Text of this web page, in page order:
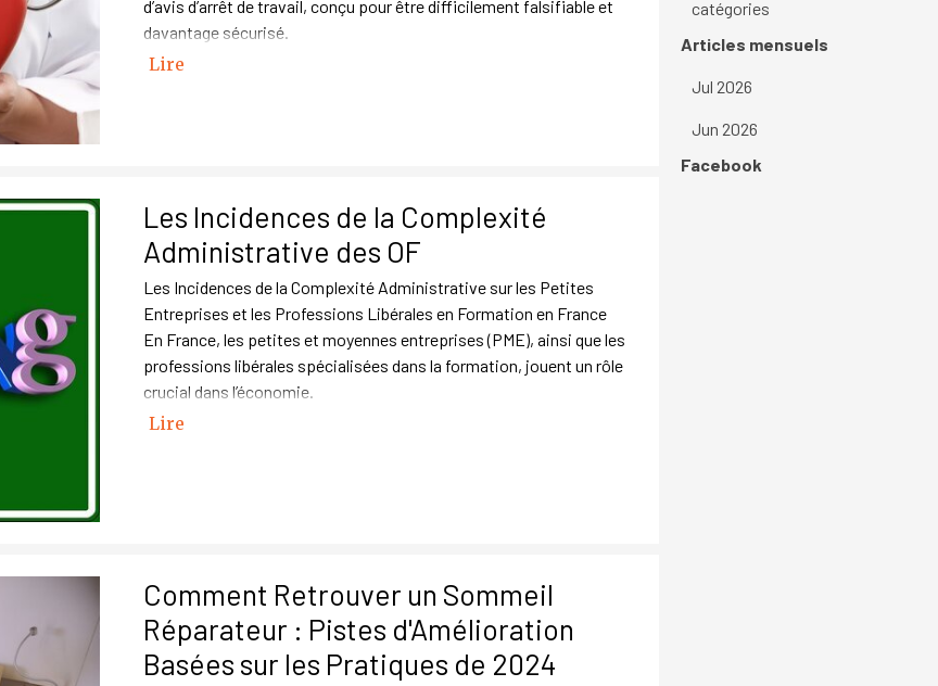
d’avis d’arrêt de travail, conçu pour être difficilement falsifiable et
davantage sécurisé.
Lire
Les Incidences de la Complexité
Administrative des OF
Les Incidences de la Complexité Administrative sur les Petites
Entreprises et les Professions Libérales en Formation en France
En France, les petites et moyennes entreprises (PME), ainsi que les
professions libérales spécialisées dans la formation, jouent un rôle
crucial dans l’économie.
Lire
Comment Retrouver un Sommeil
Réparateur : Pistes d'Amélioration
Basées sur les Pratiques de 2024
catégories
Sauter le bloc Articles mensuels
Articles mensuels
Jul 2026
Jun 2026
Sauter le bloc Facebook
Facebook